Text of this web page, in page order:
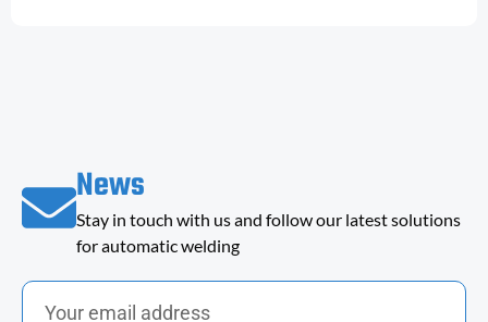
News
Stay in touch with us and follow our latest solutions
for automatic welding